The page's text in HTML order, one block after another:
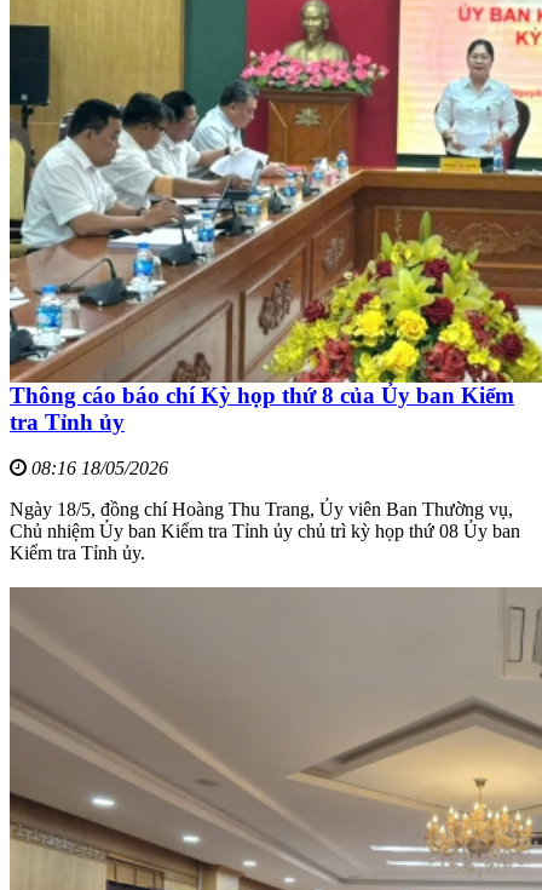
Thông cáo báo chí Kỳ họp thứ 8 của Ủy ban Kiểm
tra Tỉnh ủy
08:16 18/05/2026
Ngày 18/5, đồng chí Hoàng Thu Trang, Ủy viên Ban Thường vụ,
Chủ nhiệm Ủy ban Kiểm tra Tỉnh ủy chủ trì kỳ họp thứ 08 Ủy ban
Kiểm tra Tỉnh ủy.